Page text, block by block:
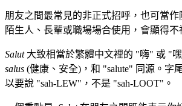
朋友之間最常見的非正式招呼，也可當
陌生人、長輩或職場場合使用，會顯得不
Salut大致相當於繁體中文裡的 "嗨" 或 "
salus (健康、安全)，和 "salute" 同源。字
以要說 "sah-LEW"，不是 "sah-LOOT"。